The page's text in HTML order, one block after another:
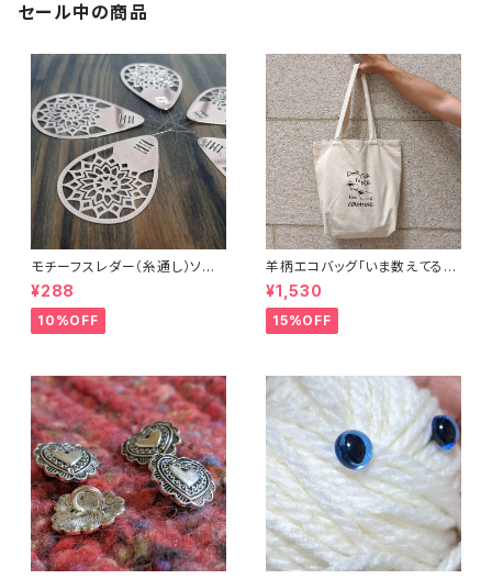
セール中の商品
モチーフスレダー（糸通し）ソー
イング小物
¥288
10%OFF
羊柄エコバッグ「いま数えてるか
ら話しかけないで」キャンバスト
ートバッグ
¥1,530
15%OFF